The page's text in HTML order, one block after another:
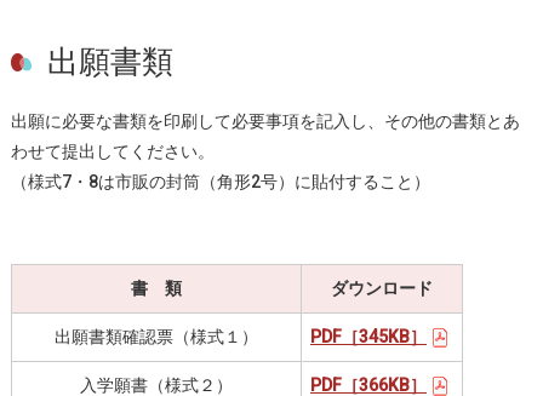
出願書類
出願に必要な書類を印刷して必要事項を記入し、その他の書類とあ
わせて提出してください。
（様式7・8は市販の封筒（角形2号）に貼付すること）
書 類 ダウンロード
出願書類確認票（様式１） PDF［345KB］
入学願書（様式２） PDF［366KB］